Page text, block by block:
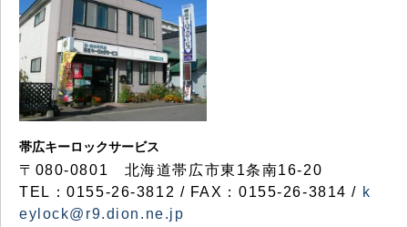
帯広キーロックサービス
〒080-0801 北海道帯広市東1条南16-20
TEL：0155-26-3812 / FAX：0155-26-3814 / k
eylock@r9.dion.ne.jp